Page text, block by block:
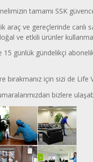
tamamı SSK
araç ve gereçlerinde
ve etkili ürünler
15 günlük gündelikçi
bırakmanız için sizi de Life
bizlere